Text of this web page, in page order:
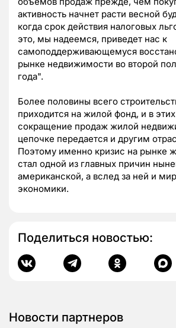
активность начнет расти весной
когда срок действия налоговых
это, мы надеемся, приведет нас к
самоподдерживающемуся
рынке недвижимости во второй
года".
Более половины всего
приходится на жилой фонд, и в
сокращение продаж жилой
цепочке передается и другим
Поэтому именно кризис на рынке
стал одной из главных причин
американской, а вслед за ней и
экономики.
Поделиться новостью:
Новости партнеров